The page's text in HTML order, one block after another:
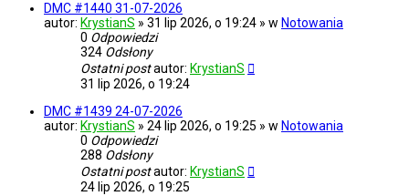
DMC #1440 31-07-2026
autor: KrystianS » 31 lip 2026, o 19:24 » w Notowania
0 Odpowiedzi
324 Odsłony
Ostatni postautor: KrystianS
31 lip 2026, o 19:24
DMC #1439 24-07-2026
autor: KrystianS » 24 lip 2026, o 19:25 » w Notowania
0 Odpowiedzi
288 Odsłony
Ostatni postautor: KrystianS
24 lip 2026, o 19:25